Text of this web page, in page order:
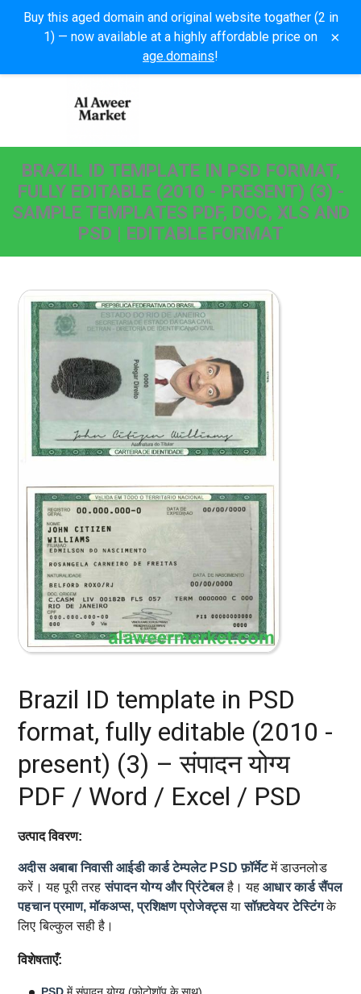
Buy this aged domain and original website togather (2 in
1) — now available at a highly affordable price on
age.domains!
×
BRAZIL ID TEMPLATE IN PSD FORMAT,
FULLY EDITABLE (2010 - PRESENT) (3) -
SAMPLE TEMPLATES PDF, DOC, XLS AND
PSD | EDITABLE FORMAT
Brazil ID template in PSD
format, fully editable (2010 -
present) (3) – संपादन योग्य
PDF / Word / Excel / PSD
उत्पाद विवरण:
अदीस अबाबा निवासी आईडी कार्ड टेम्पलेट PSD फ़ॉर्मेटमें डाउनलोड
करें। यह पूरी तरहसंपादन योग्य और प्रिंटेबलहै। यहआधार कार्ड सैंपल
पहचान प्रमाण, मॉकअप्स, प्रशिक्षण प्रोजेक्ट्सयासॉफ़्टवेयर टेस्टिंगके
लिए बिल्कुल सही है।
विशेषताएँ: